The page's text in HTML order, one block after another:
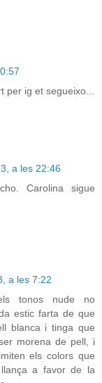
ig et segueixo...
a les 22:46
Carolina sigue
a les 7:22
tonos nude no
estic farta de que
blanca i tinga que
morena de pell, i
els colors que
a favor de la